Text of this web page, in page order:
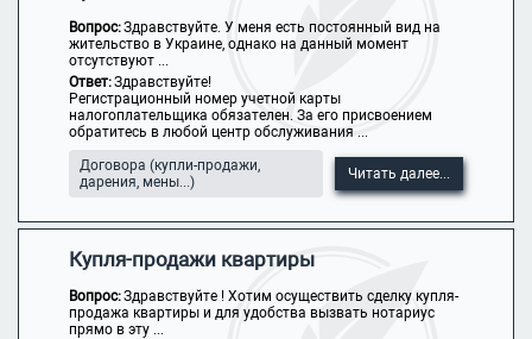
Вопрос:Здравствуйте. У меня есть постоянный вид на
жительство в Украине, однако на данный момент
отсутствуют ...
Ответ:Здравствуйте!
Регистрационный номер учетной карты
налогоплательщика обязателен. За его присвоением
обратитесь в любой центр обслуживания ...
Договора (купли-продажи,
дарения, мены...)
Читать далее...
Купля-продажи квартиры
Вопрос:Здравствуйте ! Хотим осуществить сделку купля-
продажа квартиры и для удобства вызвать нотариус
прямо в эту ...